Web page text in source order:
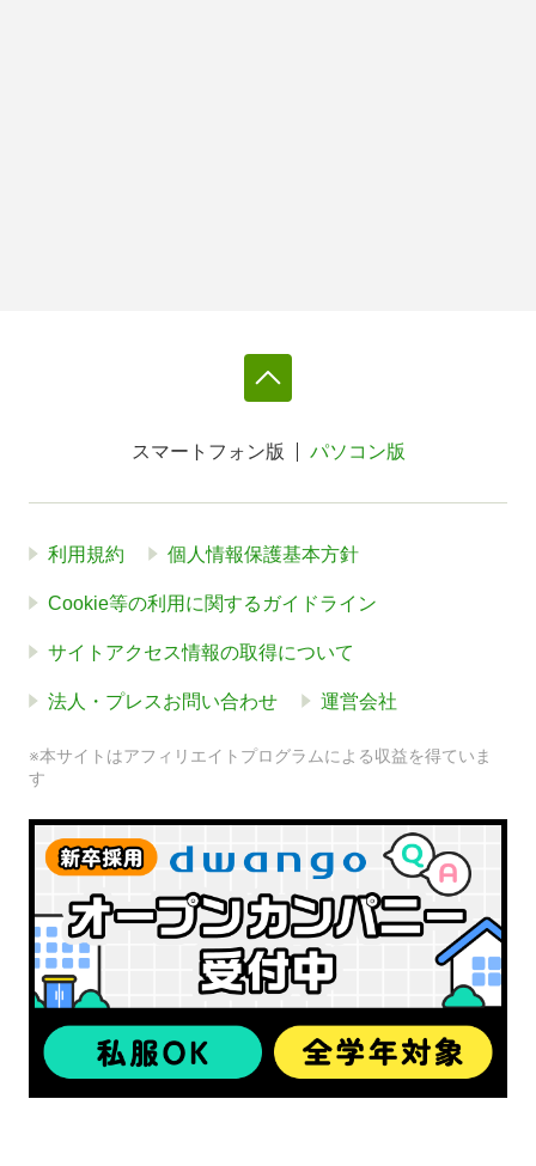
スマートフォン版 パソコン版
利用規約 個人情報保護基本方針
Cookie等の利用に関するガイドライン
サイトアクセス情報の取得について
法人・プレスお問い合わせ 運営会社
※本サイトはアフィリエイトプログラムによる収益を得ていま
す